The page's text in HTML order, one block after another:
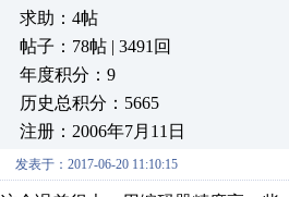
求助：4帖
帖子：78帖 | 3491回
年度积分：9
历史总积分：5665
注册：2006年7月11日
发表于：2017-06-20 11:10:15